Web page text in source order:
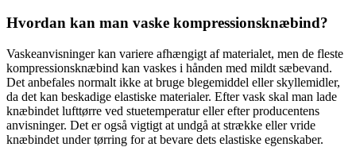
Hvordan kan man vaske kompressionsknæbind?
Vaskeanvisninger kan variere afhængigt af materialet, men de fleste
kompressionsknæbind kan vaskes i hånden med mildt sæbevand.
Det anbefales normalt ikke at bruge blegemiddel eller skyllemidler,
da det kan beskadige elastiske materialer. Efter vask skal man lade
knæbindet lufttørre ved stuetemperatur eller efter producentens
anvisninger. Det er også vigtigt at undgå at strække eller vride
knæbindet under tørring for at bevare dets elastiske egenskaber.